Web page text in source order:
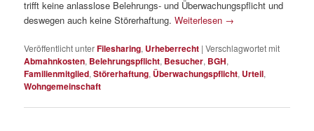
trifft keine anlasslose Belehrungs- und Überwachungspflicht und
deswegen auch keine Störerhaftung.Weiterlesen →
Veröffentlicht unterFilesharing, Urheberrecht |Verschlagwortet mit
Abmahnkosten, Belehrungspflicht, Besucher, BGH,
Familienmitglied,Störerhaftung, Überwachungspflicht, Urteil,
Wohngemeinschaft